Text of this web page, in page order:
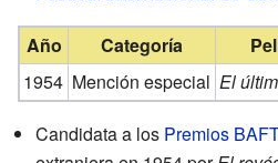
Año Categoría
1954 Mención especial El
Candidata a los Premios